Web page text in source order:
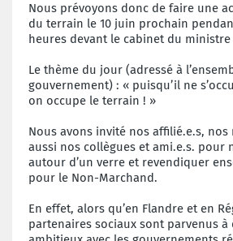
Nous prévoyons donc de faire une
du terrain le 10 juin prochain
heures devant le cabinet du ministre
Le thème du jour (adressé à
gouvernement) : « puisqu’il ne
on occupe le terrain ! »
Nous avons invité nos affilié.e.s,
aussi nos collègues et ami.e.s. pour
autour d’un verre et revendiquer
pour le Non-Marchand.
En effet, alors qu’en Flandre et en
partenaires sociaux sont parvenus à